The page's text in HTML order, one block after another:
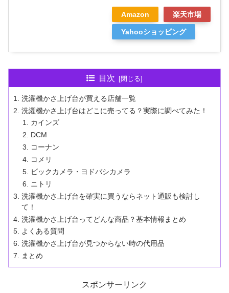
Amazon 楽天市場
Yahooショッピング
目次
洗濯機かさ上げ台が買える店舗一覧
洗濯機かさ上げ台はどこに売ってる？実際に調べてみた！
カインズ
DCM
コーナン
コメリ
ビックカメラ・ヨドバシカメラ
ニトリ
洗濯機かさ上げ台を確実に買うならネット通販も検討し
て！
洗濯機かさ上げ台ってどんな商品？基本情報まとめ
よくある質問
洗濯機かさ上げ台が見つからない時の代用品
まとめ
スポンサーリンク